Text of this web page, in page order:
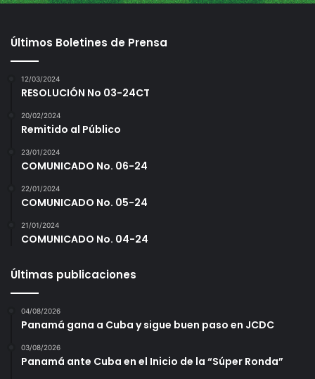
se apuntó la victoria.
Últimos Boletines de Prensa
12/03/2024
RESOLUCIÓN No 03-24CT
20/02/2024
Remitido al Público
23/01/2024
COMUNICADO No. 06-24
22/01/2024
COMUNICADO No. 05-24
21/01/2024
COMUNICADO No. 04-24
Últimas publicaciones
04/08/2026
Panamá gana a Cuba y sigue buen paso en JCDC
03/08/2026
Panamá ante Cuba en el Inicio de la “Súper Ronda”